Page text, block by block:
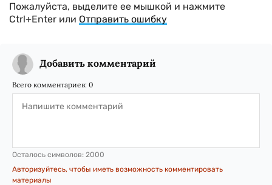
Пожалуйста, выделите ее мышкой и нажмите
Ctrl+Enter или Отправить ошибку
Добавить комментарий
Всего комментариев: 0
Осталось символов: 2000
Авторизуйтесь, чтобы иметь возможность комментировать
материалы